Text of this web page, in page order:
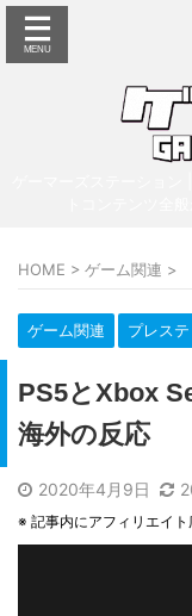
HOME > ゲーム関連 >
ゲーム関連 プレステ
PS5とXbox
海外の反応
2020年4月9日
※ 記事内にアフィリエイ